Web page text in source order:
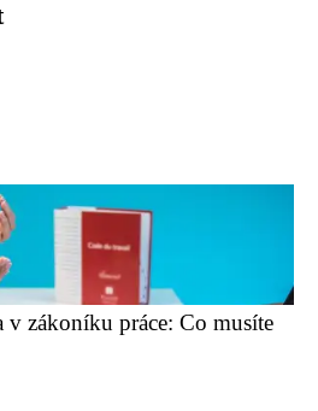
zákoníku práce: Co musíte